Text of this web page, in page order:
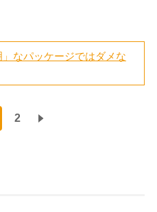
なパッケージではダメな
2